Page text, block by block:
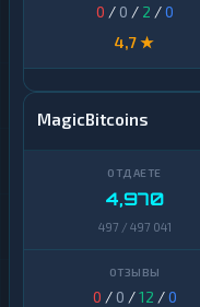
0 / 0 / 2 /0
4,7 ★
MagicBitcoins
4,970
497 / 497 041
0 / 0 /12 /0